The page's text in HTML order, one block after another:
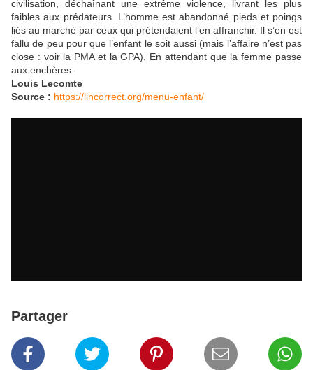
civilisation, déchaînant une extrême violence, livrant les plus
faibles aux prédateurs. L’homme est abandonné pieds et poings
liés au marché par ceux qui prétendaient l’en affranchir. Il s’en est
fallu de peu pour que l’enfant le soit aussi (mais l’affaire n’est pas
close : voir la PMA et la GPA). En attendant que la femme passe
aux enchères.
Louis Lecomte
Source : https://lincorrect.org/menu-enfant/
Partager